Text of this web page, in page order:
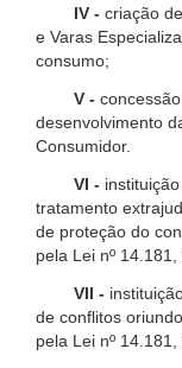
IV - criação
e Varas
consumo;
V -
desenvolvimento
Consumidor.
VI -
tratamento
de proteção do
pela Lei nº
VII -
de conflitos
pela Lei nº